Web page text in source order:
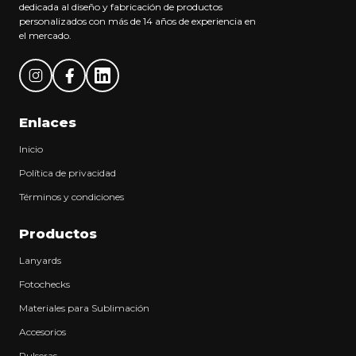
dedicada al diseño y fabricación de productos
personalizados con más de 14 años de experiencia en
el mercado.
Enlaces
Inicio
Política de privacidad
Términos y condiciones
Productos
Lanyards
Fotochecks
Materiales para Sublimación
Accesorios